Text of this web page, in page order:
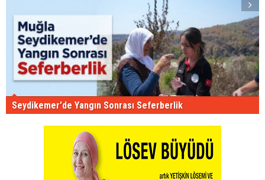
Seydikemer'de Yangın Sonrası Seferberlik